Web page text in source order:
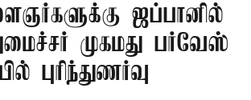
ஜப்பானில்
முகமது பர்வேஸ்
புரிந்துணர்வு